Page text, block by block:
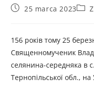
25 marca 2023
156 років тому 25
Священномученик
селянина-середняка в
Тернопільської обл., на